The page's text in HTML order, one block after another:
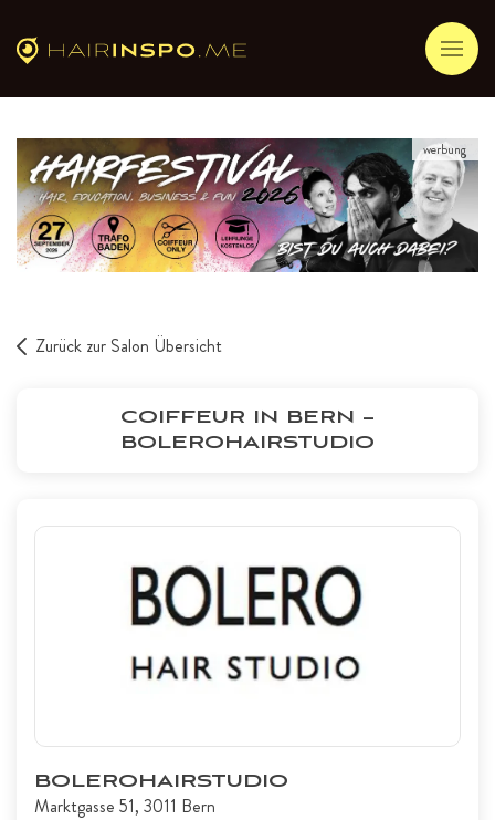
werbung
Zurück zur Salon Übersicht
COIFFEUR IN BERN –
BOLEROHAIRSTUDIO
BOLEROHAIRSTUDIO
Marktgasse 51, 3011 Bern